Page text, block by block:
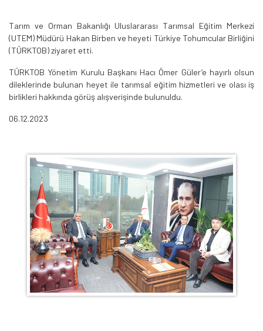
Tarım ve Orman Bakanlığı Uluslararası Tarımsal Eğitim Merkezi
(UTEM) Müdürü Hakan Birben ve heyeti Türkiye Tohumcular Birliğini
(TÜRKTOB) ziyaret etti.
TÜRKTOB Yönetim Kurulu Başkanı Hacı Ömer Güler’e hayırlı olsun
dileklerinde bulunan heyet ile tarımsal eğitim hizmetleri ve olası iş
birlikleri hakkında görüş alışverişinde bulunuldu.
06.12.2023